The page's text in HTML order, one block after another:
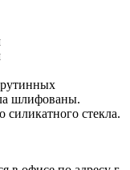
рутинных
шлифованы.
силикатного стекла.